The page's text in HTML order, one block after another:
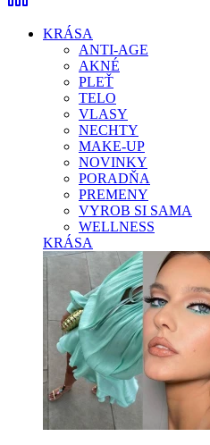
KRÁSA
ANTI-AGE
AKNÉ
PLEŤ
TELO
VLASY
NECHTY
MAKE-UP
NOVINKY
PORADŇA
PREMENY
VYROB SI SAMA
WELLNESS
KRÁSA